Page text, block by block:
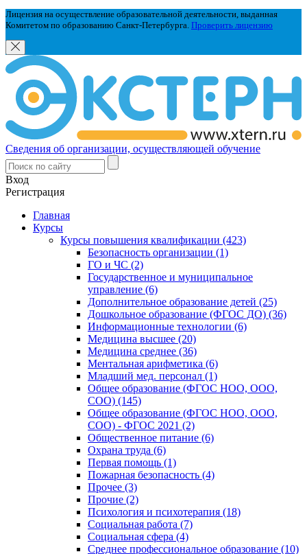
Лицензия на осуществление образовательной деятельности, выданная
Комитетом по образованию Санкт-Петербурга. Проверить лицензию
Сведения об организации, осуществляющей обучение
Вход
Регистрация
Главная
Курсы
Курсы повышения квалификации (423)
Безопасность организации (1)
ГО и ЧС (2)
Государственное и муниципальное
управление (6)
Дополнительное образование детей (25)
Дошкольное образование (ФГОС ДО) (36)
Информационные технологии (6)
Медицина высшее (20)
Медицина среднее (36)
Ментальная арифметика (6)
Младший мед. персонал (1)
Общее образование (ФГОС НОО, ООО,
СОО) (145)
Общее образование (ФГОС НОО, ООО,
СОО) - ФГОС 2021 (2)
Общественное питание (6)
Охрана труда (6)
Первая помощь (1)
Пожарная безопасность (4)
Прочее (3)
Прочие (2)
Психология и психотерапия (18)
Социальная работа (7)
Социальная сфера (4)
Среднее профессиональное образование (10)